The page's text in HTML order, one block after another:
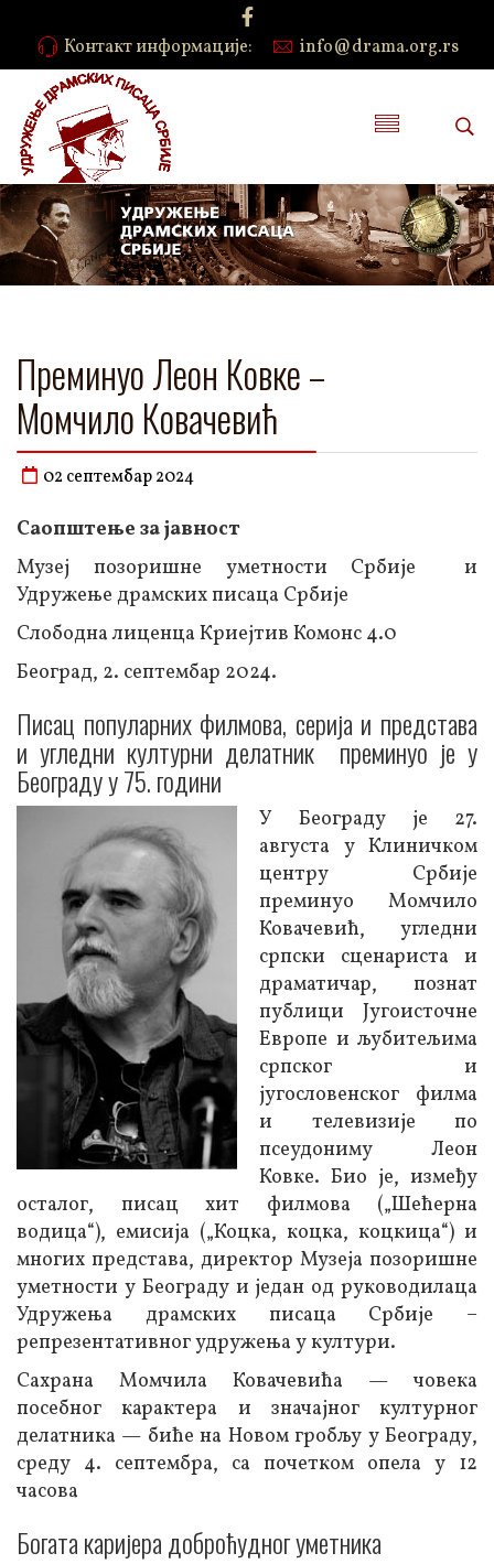
Контакт информације: info@drama.org.rs
Преминуо Леон Ковке –
Момчило Ковачевић
02 септембар 2024
Саопштење за јавност
Музеј позоришне уметности Србије и
Удружење драмских писаца Србије
Слободна лиценца Криејтив Комонс 4.0
Београд, 2. септембар 2024.
Писац популарних филмова, серија и представа
и угледни културни делатник преминуо је у
Београду у 75. години
У Београду је 27.
августа у Клиничком
центру Србије
преминуо Момчило
Ковачевић, угледни
српски сценариста и
драматичар, познат
публици Југоисточне
Европе и љубитељима
српског и
југословенског филма
и телевизије по
псеудониму Леон
Ковке. Био је, између
осталог, писац хит филмова („Шећерна
водица“), емисија („Коцка, коцка, коцкица“) и
многих представа, директор Музеја позоришне
уметности у Београду и један од руководилаца
Удружења драмских писаца Србије –
репрезентативног удружења у култури.
Сахрана Момчила Ковачевића — човека
посебног карактера и значајног културног
делатника — биће на Новом гробљу у Београду,
среду 4. септембра, са почетком опела у 12
часова
Богата каријера доброћудног уметника